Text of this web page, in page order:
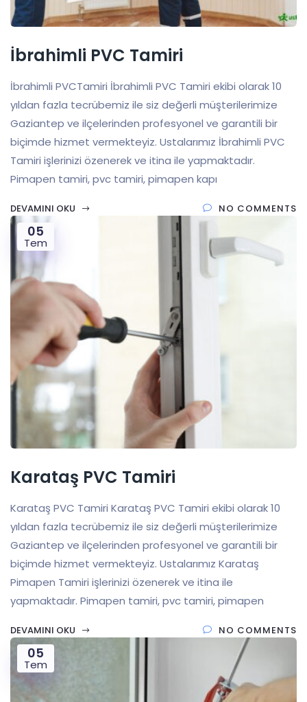
İbrahimli PVC Tamiri
İbrahimli PVCTamiri İbrahimli PVC Tamiri ekibi olarak 10
yıldan fazla tecrübemiz ile siz değerli müşterilerimize
Gaziantep ve ilçelerinden profesyonel ve garantili bir
biçimde hizmet vermekteyiz. Ustalarımız İbrahimli PVC
Tamiri işlerinizi özenerek ve itina ile yapmaktadır.
Pimapen tamiri, pvc tamiri, pimapen kapı
DEVAMINI OKU NO COMMENTS
05
Tem
Karataş PVC Tamiri
Karataş PVC Tamiri Karataş PVC Tamiri ekibi olarak 10
yıldan fazla tecrübemiz ile siz değerli müşterilerimize
Gaziantep ve ilçelerinden profesyonel ve garantili bir
biçimde hizmet vermekteyiz. Ustalarımız Karataş
Pimapen Tamiri işlerinizi özenerek ve itina ile
yapmaktadır. Pimapen tamiri, pvc tamiri, pimapen
DEVAMINI OKU NO COMMENTS
05
Tem